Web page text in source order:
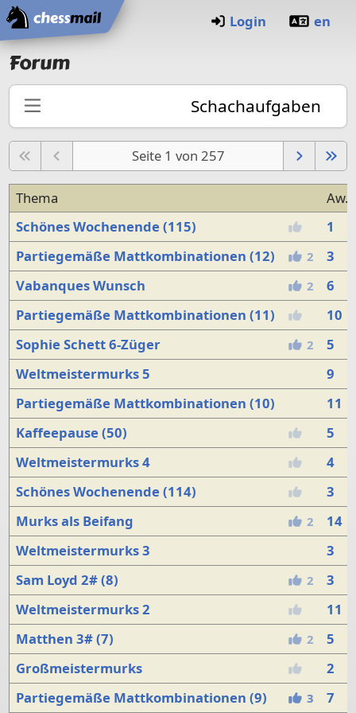
Startseite
Login en
Forum
Schachaufgaben
Seite 1 von 257
Thema
Aw.
Schönes Wochenende (115)
1
Partiegemäße Mattkombinationen (12)
2
3
Vabanques Wunsch
2
6
Partiegemäße Mattkombinationen (11)
10
Sophie Schett 6-Züger
2
5
Weltmeistermurks 5
9
Partiegemäße Mattkombinationen (10)
11
Kaffeepause (50)
5
Weltmeistermurks 4
4
Schönes Wochenende (114)
3
Murks als Beifang
2
14
Weltmeistermurks 3
3
Sam Loyd 2# (8)
2
3
Weltmeistermurks 2
11
Matthen 3# (7)
2
5
Großmeistermurks
2
Partiegemäße Mattkombinationen (9)
3 7